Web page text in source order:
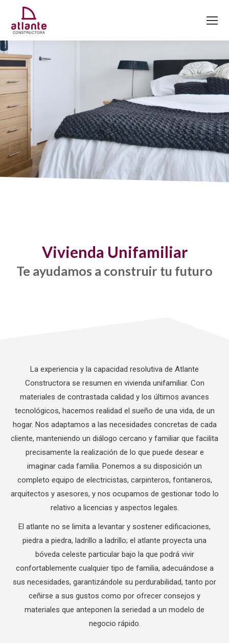
Vivienda Unifamiliar
Te ayudamos a construir tu futuro
La experiencia y la capacidad resolutiva de Atlante
Constructora se resumen en vivienda unifamiliar. Con
materiales de contrastada calidad y los últimos avances
tecnológicos, hacemos realidad el sueño de una vida, de un
hogar. Nos adaptamos a las necesidades concretas de cada
cliente, manteniendo un diálogo cercano y familiar que facilita
precisamente la realización de lo que puede desear e
imaginar cada familia. Ponemos a su disposición un
completo equipo de electricistas, carpinteros, fontaneros,
arquitectos y asesores, y nos ocupamos de gestionar todo lo
relativo a licencias y aspectos legales.
El atlante no se limita a levantar y sostener edificaciones,
piedra a piedra, ladrillo a ladrillo; el atlante proyecta una
bóveda celeste particular bajo la que podrá vivir
confortablemente cualquier tipo de familia, adecuándose a
sus necesidades, garantizándole su perdurabilidad, tanto por
ceñirse a sus gustos como por ofrecer consejos y
materiales que anteponen la seriedad a un modelo de
negocio rápido.